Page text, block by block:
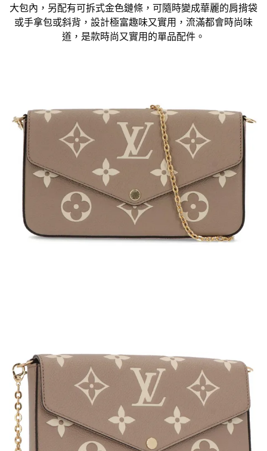
大包內，另配有可拆式金色鏈條，可隨時變成華麗的肩揹袋
或手拿包或斜背，設計極富趣味又實用，流滿都會時尚味
道，是款時尚又實用的單品配件。